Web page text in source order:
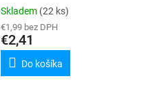
Skladem (22 ks)
€1,99 bez DPH
€2,41
Do košíka